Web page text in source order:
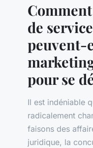
de
peuvent-
pour se
Il est indéniable
radicalement
faisons des
juridique, la